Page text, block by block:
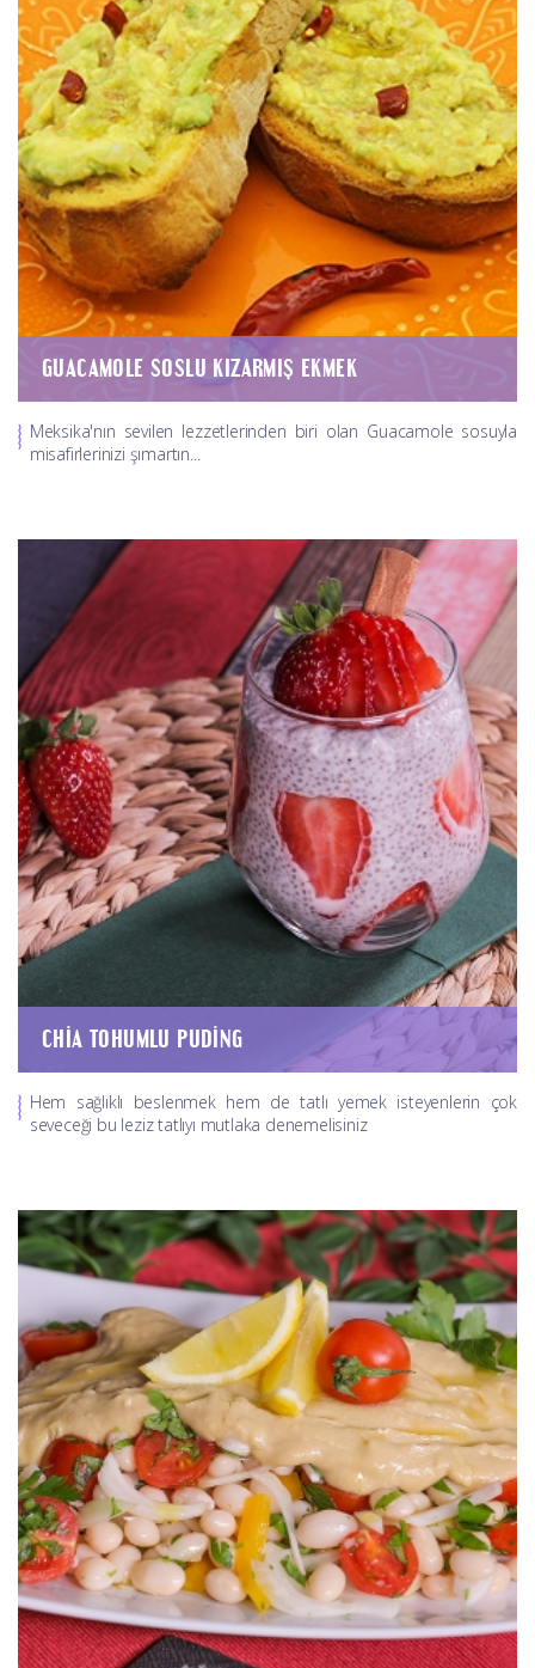
GUACAMOLE SOSLU KIZARMIŞ EKMEK
Meksika'nın sevilen lezzetlerinden biri olan Guacamole sosuyla
misafirlerinizi şımartın...
CHIA TOHUMLU PUDING
Hem sağlıklı beslenmek hem de tatlı yemek isteyenlerin çok
seveceği bu leziz tatlıyı mutlaka denemelisiniz